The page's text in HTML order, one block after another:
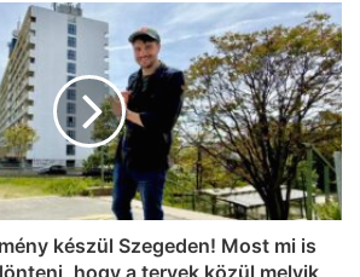
készül Szegeden! Most mi is
hogy a tervek közül melyik